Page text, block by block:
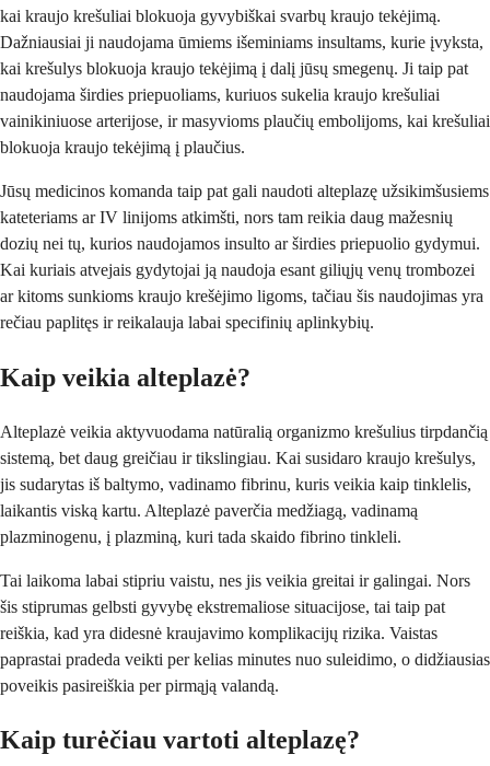
kai kraujo krešuliai blokuoja gyvybiškai svarbų kraujo tekėjimą.
Dažniausiai ji naudojama ūmiems išeminiams insultams, kurie įvyksta,
kai krešulys blokuoja kraujo tekėjimą į dalį jūsų smegenų. Ji taip pat
naudojama širdies priepuoliams, kuriuos sukelia kraujo krešuliai
vainikiniuose arterijose, ir masyvioms plaučių embolijoms, kai krešuliai
blokuoja kraujo tekėjimą į plaučius.
Jūsų medicinos komanda taip pat gali naudoti alteplazę užsikimšusiems
kateteriams ar IV linijoms atkimšti, nors tam reikia daug mažesnių
dozių nei tų, kurios naudojamos insulto ar širdies priepuolio gydymui.
Kai kuriais atvejais gydytojai ją naudoja esant giliųjų venų trombozei
ar kitoms sunkioms kraujo krešėjimo ligoms, tačiau šis naudojimas yra
rečiau paplitęs ir reikalauja labai specifinių aplinkybių.
Kaip veikia alteplazė?
Alteplazė veikia aktyvuodama natūralią organizmo krešulius tirpdančią
sistemą, bet daug greičiau ir tikslingiau. Kai susidaro kraujo krešulys,
jis sudarytas iš baltymo, vadinamo fibrinu, kuris veikia kaip tinklelis,
laikantis viską kartu. Alteplazė paverčia medžiagą, vadinamą
plazminogenu, į plazminą, kuri tada skaido fibrino tinkleli.
Tai laikoma labai stipriu vaistu, nes jis veikia greitai ir galingai. Nors
šis stiprumas gelbsti gyvybę ekstremaliose situacijose, tai taip pat
reiškia, kad yra didesnė kraujavimo komplikacijų rizika. Vaistas
paprastai pradeda veikti per kelias minutes nuo suleidimo, o didžiausias
poveikis pasireiškia per pirmąją valandą.
Kaip turėčiau vartoti alteplazę?